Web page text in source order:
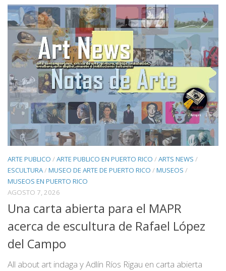
ARTE PUBLICO /ARTE PUBLICO EN PUERTO RICO /ARTS NEWS /
ESCULTURA/MUSEO DE ARTE DE PUERTO RICO /MUSEOS /
MUSEOS EN PUERTO RICO
AGOSTO 7, 2026
Una carta abierta para el MAPR
acerca de escultura de Rafael López
del Campo
All about art indaga y Adlín Ríos Rigau en carta abierta